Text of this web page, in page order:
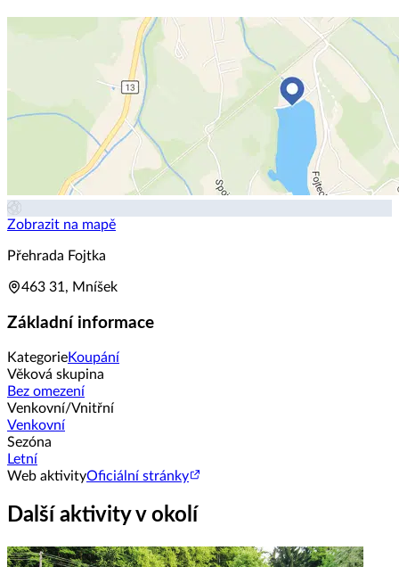
Zobrazit na mapě
Přehrada Fojtka
463 31, Mníšek
Základní informace
KategorieKoupání
Věková skupina
Bez omezení
Venkovní/Vnitřní
Venkovní
Sezóna
Letní
Web aktivityOficiální stránky
Další aktivity v okolí